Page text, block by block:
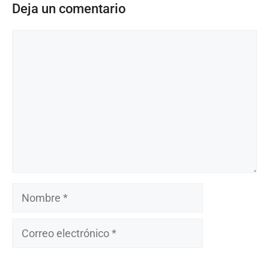
Deja un comentario
Nombre